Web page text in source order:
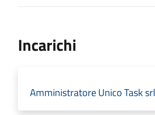
Incarichi
Amministratore Unico Task srl